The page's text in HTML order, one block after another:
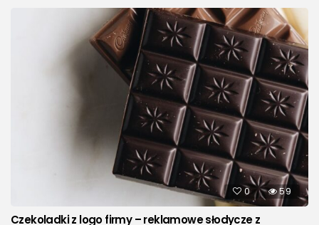
0 59
Czekoladki z logo firmy – reklamowe słodycze z